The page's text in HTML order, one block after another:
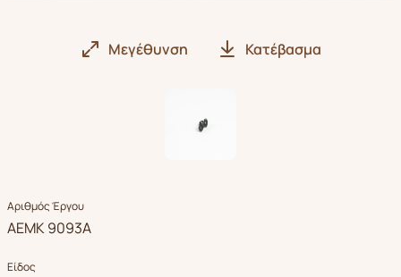
Μεγέθυνση Κατέβασμα
Αριθμός Έργου
ΑΕΜΚ 9093Α
Είδος